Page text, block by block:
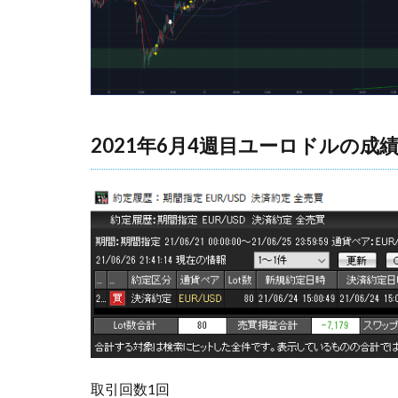
2021年6月4週目ユーロドルの成績
取引回数1回